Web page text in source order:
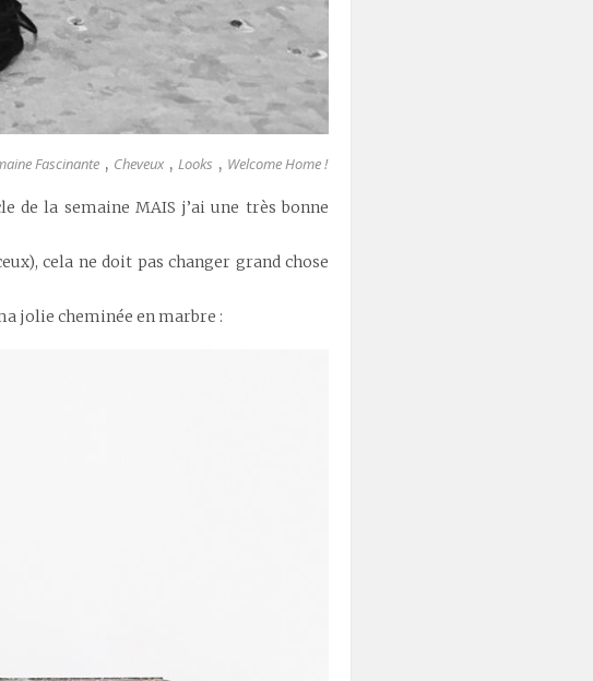
Fascinante , Cheveux , Looks , Welcome Home !
de la semaine MAIS j’ai une très bonne
cela ne doit pas changer grand chose
jolie cheminée en marbre :